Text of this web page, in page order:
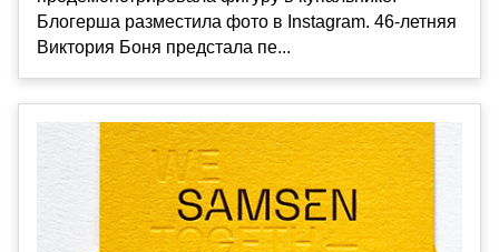
Блогерша разместила фото в Instagram. 46-летняя
Виктория Боня предстала пе...